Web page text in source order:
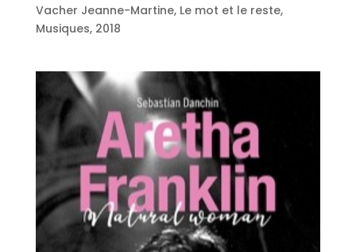
Vacher Jeanne-Martine, Le mot et le reste,
Musiques, 2018